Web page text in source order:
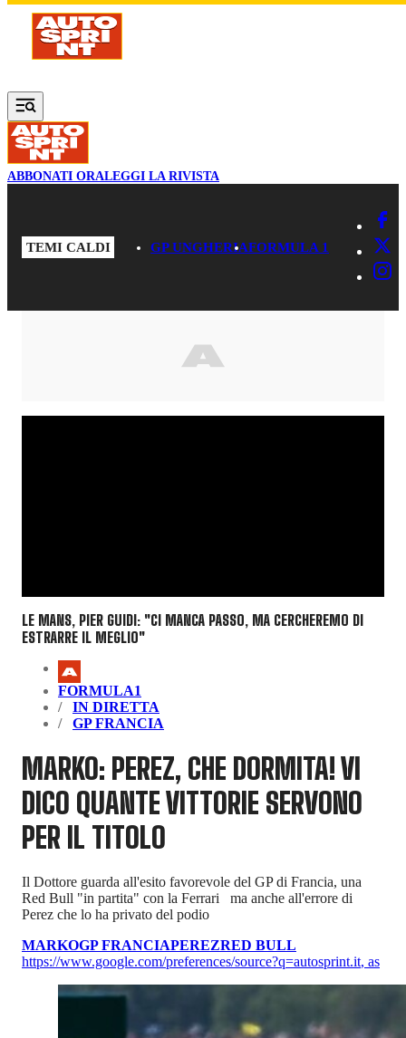
Vai al contenuto principale
ABBONATI ORALEGGI LA RIVISTA
TEMI CALDI GP UNGHERIAFORMULA 1
LE MANS, PIER GUIDI: "CI MANCA PASSO, MA CERCHEREMO DI
ESTRARRE IL MEGLIO"
FORMULA1
IN DIRETTA
GP FRANCIA
MARKO: PEREZ, CHE DORMITA! VI
DICO QUANTE VITTORIE SERVONO
PER IL TITOLO
Il Dottore guarda all'esito favorevole del GP di Francia, una
Red Bull "in partita" con la Ferrari ma anche all'errore di
Perez che lo ha privato del podio
MARKOGP FRANCIAPEREZRED BULL
https://www.google.com/preferences/source?q=autosprint.it, as